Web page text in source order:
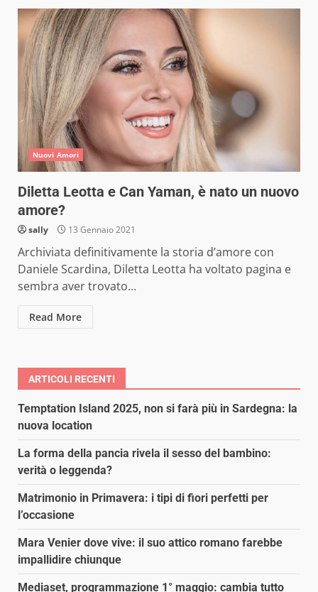
Nuovi Amori
Diletta Leotta e Can Yaman, è nato un nuovo
amore?
sally 13 Gennaio 2021
Archiviata definitivamente la storia d’amore con
Daniele Scardina, Diletta Leotta ha voltato pagina e
sembra aver trovato...
Read More
ARTICOLI RECENTI
Temptation Island 2025, non si farà più in Sardegna: la
nuova location
La forma della pancia rivela il sesso del bambino:
verità o leggenda?
Matrimonio in Primavera: i tipi di fiori perfetti per
l’occasione
Mara Venier dove vive: il suo attico romano farebbe
impallidire chiunque
Mediaset, programmazione 1° maggio: cambia tutto